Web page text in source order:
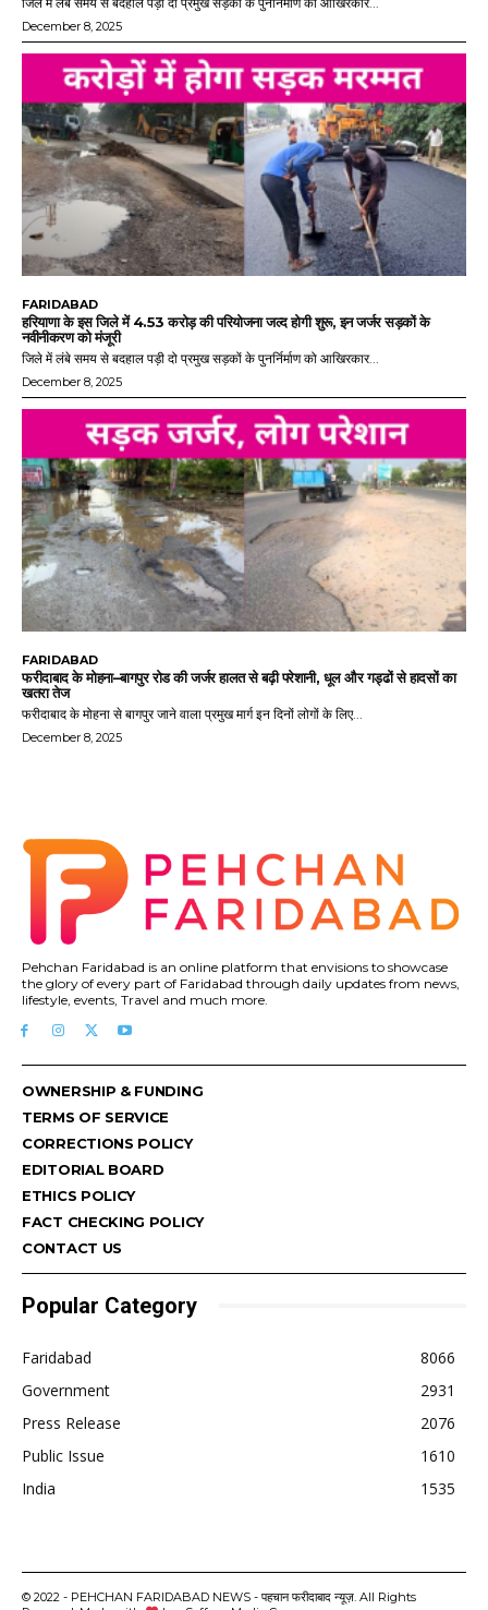
December 8, 2025
FARIDABAD
हरियाणा के इस जिले में 4.53 करोड़ की परियोजना जल्द होगी शुरू, इन जर्जर सड़कों के
नवीनीकरण को मंजूरी
जिले में लंबे समय से बदहाल पड़ी दो प्रमुख सड़कों के पुनर्निर्माण को आखिरकार...
December 8, 2025
FARIDABAD
फरीदाबाद के मोहना–बागपुर रोड की जर्जर हालत से बढ़ी परेशानी, धूल और गड्ढों से हादसों का
खतरा तेज
फरीदाबाद के मोहना से बागपुर जाने वाला प्रमुख मार्ग इन दिनों लोगों के लिए...
December 8, 2025
Pehchan Faridabad is an online platform that envisions to showcase
the glory of every part of Faridabad through daily updates from news,
lifestyle, events, Travel and much more.
OWNERSHIP & FUNDING
TERMS OF SERVICE
CORRECTIONS POLICY
EDITORIAL BOARD
ETHICS POLICY
FACT CHECKING POLICY
CONTACT US
Popular Category
Faridabad
8066
Government
2931
Press Release
2076
Public Issue
1610
India
1535
© 2022 - PEHCHAN FARIDABAD NEWS - पहचान फरीदाबाद न्यूज़. All Rights